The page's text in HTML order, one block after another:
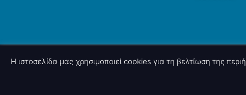
© 2026 nettings, ltd. All rights reserved.
Η ιστοσελίδα μας χρησιμοποιεί cookies για τη βελτίωση της